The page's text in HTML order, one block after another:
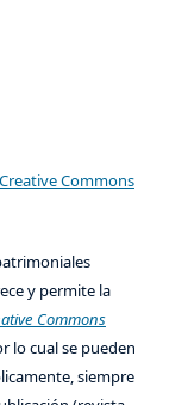
Creative Commons
y permite la
Commons
lo cual se pueden
siempre